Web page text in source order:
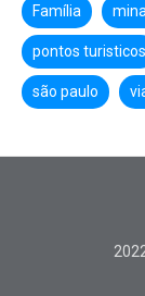
Família
pontos turisticos
são paulo